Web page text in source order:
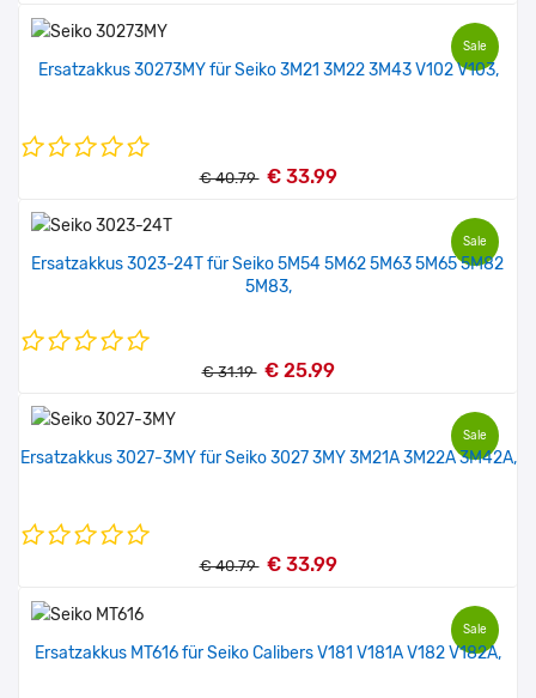
Sale
Ersatzakkus 30273MY für Seiko 3M21 3M22 3M43 V102 V103,
€ 40.79 € 33.99
Sale
Ersatzakkus 3023-24T für Seiko 5M54 5M62 5M63 5M65 5M82
5M83,
€ 31.19 € 25.99
Sale
Ersatzakkus 3027-3MY für Seiko 3027 3MY 3M21A 3M22A 3M42A,
€ 40.79 € 33.99
Sale
Ersatzakkus MT616 für Seiko Calibers V181 V181A V182 V182A,